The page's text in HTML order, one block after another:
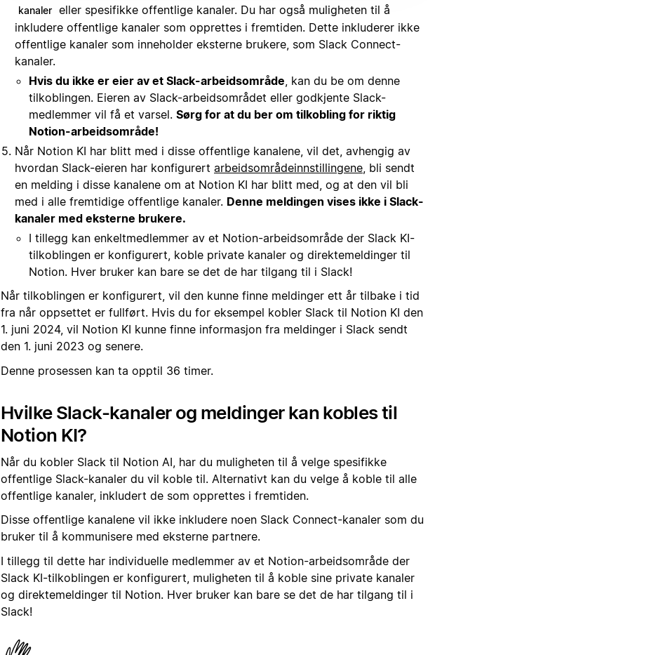
kanaler eller spesifikke offentlige kanaler. Du har også muligheten til å
inkludere offentlige kanaler som opprettes i fremtiden. Dette inkluderer ikke
offentlige kanaler som inneholder eksterne brukere, som Slack Connect-
kanaler.
Hvis du ikke er eier av et Slack-arbeidsområde , kan du be om denne
tilkoblingen. Eieren av Slack-arbeidsområdet eller godkjente Slack-
medlemmer vil få et varsel. Sørg for at du ber om tilkobling for riktig
Notion-arbeidsområde!
Når Notion KI har blitt med i disse offentlige kanalene, vil det, avhengig av
hvordan Slack-eieren har konfigurert arbeidsområdeinnstillingene , bli sendt
en melding i disse kanalene om at Notion KI har blitt med, og at den vil bli
med i alle fremtidige offentlige kanaler. Denne meldingen vises ikke i Slack-
kanaler med eksterne brukere.
I tillegg kan enkeltmedlemmer av et Notion-arbeidsområde der Slack KI-
tilkoblingen er konfigurert, koble private kanaler og direktemeldinger til
Notion. Hver bruker kan bare se det de har tilgang til i Slack!
Når tilkoblingen er konfigurert, vil den kunne finne meldinger ett år tilbake i tid
fra når oppsettet er fullført. Hvis du for eksempel kobler Slack til Notion KI den
1. juni 2024, vil Notion KI kunne finne informasjon fra meldinger i Slack sendt
den 1. juni 2023 og senere.
Denne prosessen kan ta opptil 36 timer.
Hvilke Slack-kanaler og meldinger kan kobles til
Notion KI?
Når du kobler Slack til Notion AI, har du muligheten til å velge spesifikke
offentlige Slack-kanaler du vil koble til. Alternativt kan du velge å koble til alle
offentlige kanaler, inkludert de som opprettes i fremtiden.
Disse offentlige kanalene vil ikke inkludere noen Slack Connect-kanaler som du
bruker til å kommunisere med eksterne partnere.
I tillegg til dette har individuelle medlemmer av et Notion-arbeidsområde der
Slack KI-tilkoblingen er konfigurert, muligheten til å koble sine private kanaler
og direktemeldinger til Notion. Hver bruker kan bare se det de har tilgang til i
Slack!